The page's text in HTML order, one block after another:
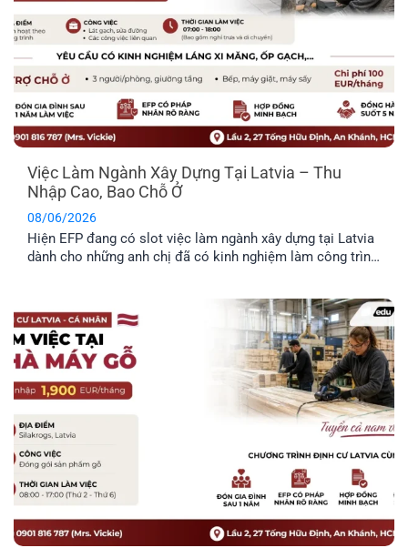
Việc Làm Ngành Xây Dựng Tại Latvia – Thu
Nhập Cao, Bao Chỗ Ở
08/06/2026
Hiện EFP đang có slot việc làm ngành xây dựng tại Latvia
dành cho những anh chị đã có kinh nghiệm làm công trình
Trong bài viết dưới đây, anh [...]